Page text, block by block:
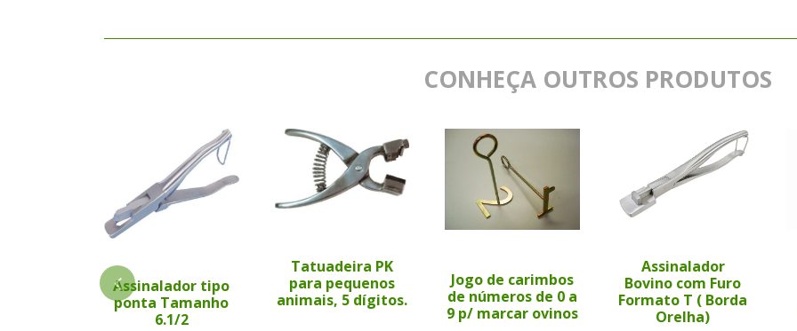
CONHEÇA OUTROS PRODUTOS
Assinalador tipo
ponta Tamanho
6.1/2
Tatuadeira PK
para pequenos
animais, 5 dígitos.
Jogo de carimbos
de números de 0 a
9 p/ marcar ovinos
Assinalador
Bovino com Furo
Formato T ( Borda
Orelha)